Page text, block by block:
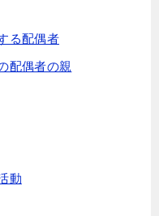
る配偶者
配偶者の親
動